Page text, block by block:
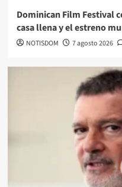
Dominican Film Festival
casa llena y el estreno
NOTISDOM 7 agosto 2026